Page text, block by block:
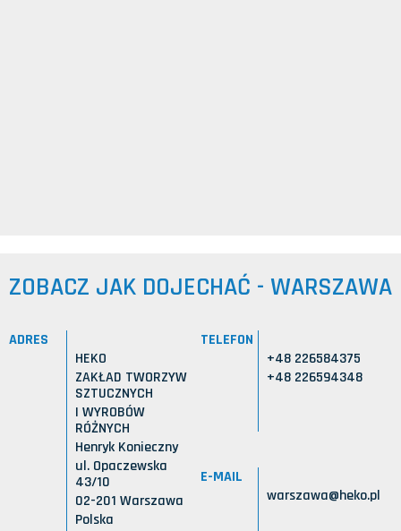
ZOBACZ JAK DOJECHAĆ - WARSZAWA
ADRES
HEKO
ZAKŁAD TWORZYW
SZTUCZNYCH
I WYROBÓW
RÓŻNYCH
Henryk Konieczny
ul. Opaczewska
43/10
02-201 Warszawa
Polska
TELEFON
+48 226584375
+48 226594348
E-MAIL
warszawa@heko.pl